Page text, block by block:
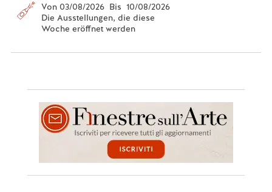
Von 03/08/2026 Bis 10/08/2026
Die Ausstellungen, die diese
Woche eröffnet werden